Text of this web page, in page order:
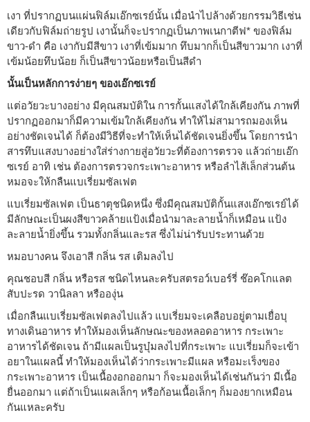
เงา ที่ปรากฏบนแผ่นฟิล์มเอ๊กซเรย์นั้น เมื่อนำไปล้างด้วยกรรมวิธีเช่น
เดียวกับฟิล์มถ่ายรูป เงานั้นก็จะปรากฏเป็นภาพเนกาตีฟ* ของฟิล์ม
ขาว-ดำ คือ เงากับมีสีขาว เงาที่เข้มมาก ทึบมากก็เป็นสีขาวมาก เงาที่
เข้มน้อยทึบน้อย ก็เป็นสีขาวน้อยหรือเป็นสีดำ
นั้นเป็นหลักการง่ายๆ ของเอ๊กซเรย์
แต่อวัยวะบางอย่าง มีคุณสมบัติใน การกั้นแสงได้ใกล้เคียงกัน ภาพที่
ปรากฏออกมาก็มีความเข้มใกล้เคียงกัน ทำให้ไม่สามารถมองเห็น
อย่างชัดเจนได้ ก็ต้องมีวิธีที่จะทำให้เห็นได้ชัดเจนยิ่งขึ้น โดยการนำ
สารทึบแสงบางอย่างใส่ร่างกายสู่อวัยวะที่ต้องการตรวจ แล้วถ่ายเอ๊ก
ซเรย์ อาทิ เช่น ต้องการตรวจกระเพาะอาหาร หรือลำไส้เล็กส่วนต้น
หมอจะให้กลืนแบเรี่ยมซัลเฟต
แบเรี่ยมซัลเฟต เป็นธาตุชนิดหนึ่ง ซึ่งมีคุณสมบัติกั้นแสงเอ๊กซเรย์ได้
มีลักษณะเป็นผงสีขาวคล้ายแป้งเมื่อนำมาละลายน้ำก็เหมือน แป้ง
ละลายน้ำยิ่งขึ้น รวมทั้งกลิ่นและรส ซึ่งไม่น่ารับประทานด้วย
หมอบางคน จึงเอาสี กลิ่น รส เติมลงไป
คุณชอบสี กลิ่น หรือรส ชนิดไหนละครับสตรอว์เบอร์รี่ ช๊อคโกแลต
สับปะรด วานิลลา หรือองุ่น
เมื่อกลืนแบเรี่ยมซัลเฟตลงไปแล้ว แบเรี่ยมจะเคลือบอยู่ตามเยื่อบุ
ทางเดินอาหาร ทำให้มองเห็นลักษณะของหลอดอาหาร กระเพาะ
อาหารได้ชัดเจน ถ้ามีแผลเป็นรูบุ๋มลงไปที่กระเพาะ แบเรี่ยมก็จะเข้า
อยาในแผลนี้ ทำให้มองเห็นได้ว่ากระเพาะมีแผล หรือมะเร็งของ
กระเพาะอาหาร เป็นเนื้องอกออกมา ก็จะมองเห็นได้เช่นกันว่า มีเนื้อ
ยื่นออกมา แต่ถ้าเป็นแผลเล็กๆ หรือก้อนเนื้อเล็กๆ ก็มองยากเหมือน
กันแหละครับ